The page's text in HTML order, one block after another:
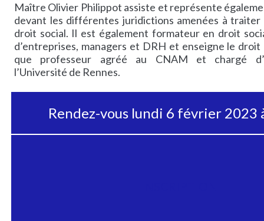
Maître Olivier Philippot assiste et représente
devant les différentes juridictions amenées à traiter
droit social. Il est également formateur en droit
d’entreprises, managers et DRH et enseigne le
que professeur agréé au CNAM et chargé
l’Université de Rennes.
Rendez-vous lundi 6 février 2023